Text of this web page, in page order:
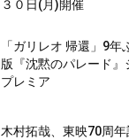
３０日(月)開催
「ガリレオ 帰還」9年
版『沈黙のパレード』
プレミア
木村拓哉、東映70周